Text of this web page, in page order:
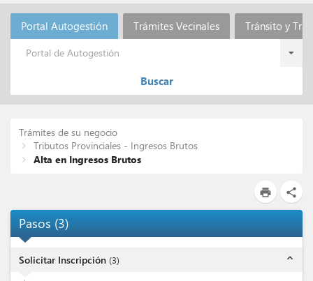
Portal Autogestión Trámites Vecinales Tránsito y
Portal de Autogestión
Buscar
Trámites de su negocio
Tributos Provinciales - Ingresos Brutos
Alta en Ingresos Brutos
print share
Pasos (3)
Solicitar Inscripción (3) expand_less